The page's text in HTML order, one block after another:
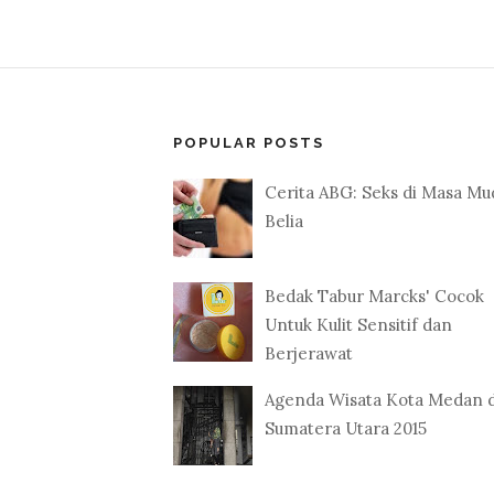
POPULAR POSTS
Cerita ABG: Seks di Masa
Belia
Bedak Tabur Marcks' Cocok
Untuk Kulit Sensitif dan
Berjerawat
Agenda Wisata Kota Medan
Sumatera Utara 2015